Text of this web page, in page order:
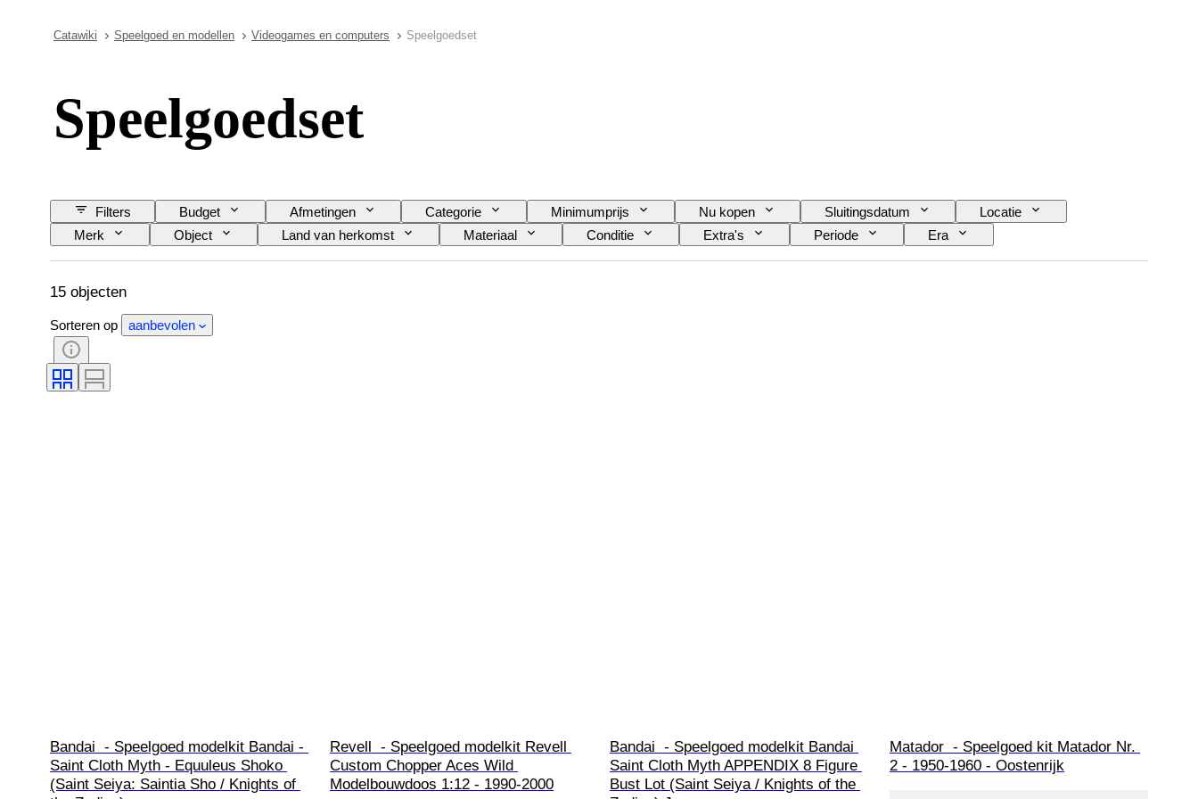
Catawiki Speelgoed en modellen Videogames en computers Speelgoedset
Speelgoedset
Filters Budget Afmetingen Categorie Minimumprijs Nu kopen Sluitingsdatum
Locatie
Merk
Object Land van herkomst Materiaal Conditie Extra's Periode Era
15 objecten
Sorteren op aanbevolen
Bandai  - Speelgoed modelkit Bandai -
Saint Cloth Myth - Equuleus Shoko
(Saint Seiya: Saintia Sho / Knights of
Revell  - Speelgoed modelkit Revell
Custom Chopper Aces Wild
Modelbouwdoos 1:12 - 1990-2000
Bandai  - Speelgoed modelkit Bandai
Saint Cloth Myth APPENDIX 8 Figure
Bust Lot (Saint Seiya / Knights of the
Matador  - Speelgoed kit Matador Nr.
2 - 1950-1960 - Oostenrijk